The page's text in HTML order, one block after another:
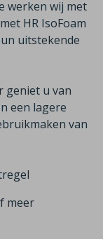
werken wij met
HR IsoFoam
uitstekende
geniet u van
een lagere
van
meer